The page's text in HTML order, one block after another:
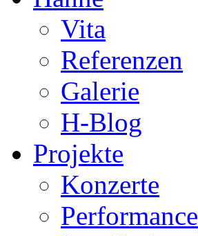
Vita
Referenzen
Galerie
H-Blog
Projekte
Konzerte
Performance